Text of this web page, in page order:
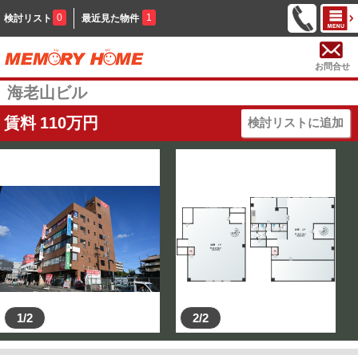
検討リスト 0 最近見た物件 1
お問合せ
海老山ビル
賃料 110万円 検討リストに追加
1/2 2/2